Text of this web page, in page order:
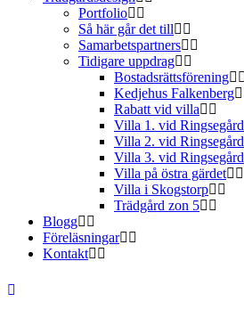
Portfolio
Så här går det till
Samarbetspartners
Tidigare uppdrag
Bostadsrättsförening
Kedjehus Falkenberg
Rabatt vid villa
Villa 1. vid Ringsegård
Villa 2. vid Ringsegård
Villa 3. vid Ringsegård
Villa på östra gärdet
Villa i Skogstorp
Trädgård zon 5
Blogg
Föreläsningar
Kontakt